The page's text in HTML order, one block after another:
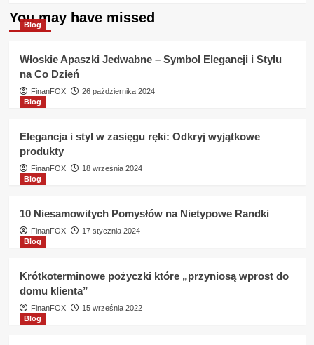
about
Kredyt
w
KASA
Unii
?
You may have missed
Blog
Włoskie Apaszki Jedwabne – Symbol Elegancji i Stylu
na Co Dzień
FinanFOX
26 października 2024
Blog
Elegancja i styl w zasięgu ręki: Odkryj wyjątkowe
produkty
FinanFOX
18 września 2024
Blog
10 Niesamowitych Pomysłów na Nietypowe Randki
FinanFOX
17 stycznia 2024
Blog
Krótkoterminowe pożyczki które „przyniosą wprost do
domu klienta”
FinanFOX
15 września 2022
Blog